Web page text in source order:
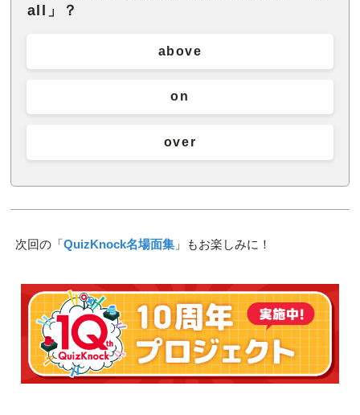
all」？
above
on
over
次回の「QuizKnock名場面集」もお楽しみに！